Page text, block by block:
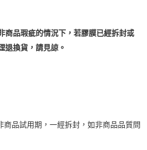
商品瑕疵的情況下，若膠膜已經拆封或
退換貨，請見諒。
商品試用期，一經拆封，如非商品品質問